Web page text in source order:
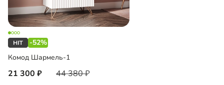
-52%
Комод Шармель-1
21 300 44 380